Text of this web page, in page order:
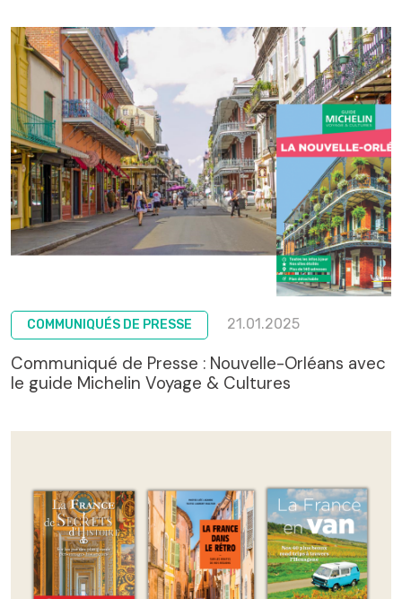
COMMUNIQUÉS DE PRESSE 21.01.2025
Communiqué de Presse : Nouvelle-Orléans avec
le guide Michelin Voyage & Cultures